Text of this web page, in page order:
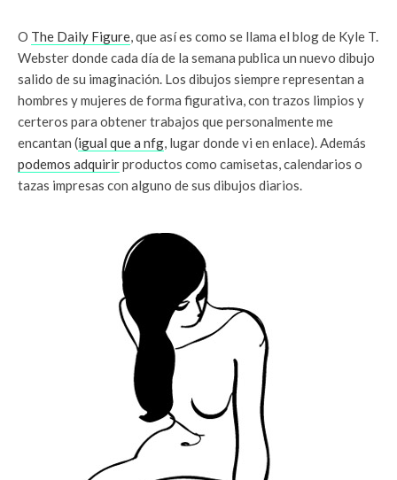
O The Daily Figure, que así es como se llama el blog de Kyle T.
Webster donde cada día de la semana publica un nuevo dibujo
salido de su imaginación. Los dibujos siempre representan a
hombres y mujeres de forma figurativa, con trazos limpios y
certeros para obtener trabajos que personalmente me
encantan (igual que a nfg, lugar donde vi en enlace). Además
podemos adquirirproductos como camisetas, calendarios o
tazas impresas con alguno de sus dibujos diarios.